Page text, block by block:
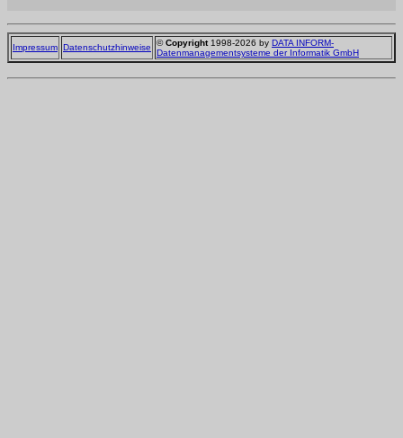
Impressum Datenschutzhinweise ©Copyright1998-2026 by DATA INFORM-
Datenmanagementsysteme der Informatik GmbH